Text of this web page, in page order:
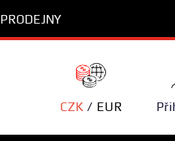
PRODEJNY
CZK EUR